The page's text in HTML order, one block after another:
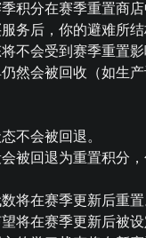
积分在赛季重置商
务后，你的避难所
不会受到赛季重置
然会被回收（如生
不会被回退。
被回退为重置积分
将在赛季更新后重置
将在赛季更新后被设